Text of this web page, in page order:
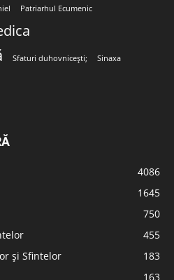
Patriarhul Ecumenic
Sfaturi duhovnicești; Sinaxa
4086
1645
750
455
și Sfintelor
183
163